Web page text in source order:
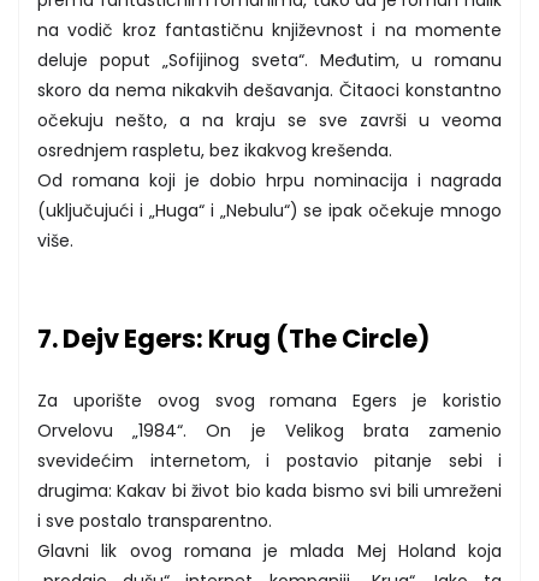
na vodič kroz fantastičnu književnost i na momente
deluje poput „Sofijinog sveta“. Međutim, u romanu
skoro da nema nikakvih dešavanja. Čitaoci konstantno
očekuju nešto, a na kraju se sve završi u veoma
osrednjem raspletu, bez ikakvog krešenda.
Od romana koji je dobio hrpu nominacija i nagrada
(uključujući i „Huga“ i „Nebulu“) se ipak očekuje mnogo
više.
7. Dejv Egers: Krug (The Circle)
Za uporište ovog svog romana Egers je koristio
Orvelovu „1984“. On je Velikog brata zamenio
svevidećim internetom, i postavio pitanje sebi i
drugima: Kakav bi život bio kada bismo svi bili umreženi
i sve postalo transparentno.
Glavni lik ovog romana je mlada Mej Holand koja